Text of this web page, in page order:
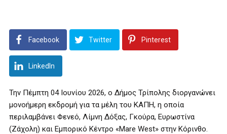
Facebook Twitter Pinterest
LinkedIn
Την Πέμπτη 04 Ιουνίου 2026, ο Δήμος Τρίπολης διοργανώνει
μονοήμερη εκδρομή για τα μέλη του ΚΑΠΗ, η οποία
περιλαμβάνει Φενεό, Λίμνη Δόξας, Γκούρα, Ευρωστίνα
(Ζάχολη) και Εμπορικό Κέντρο «Mare West» στην Κόρινθο.